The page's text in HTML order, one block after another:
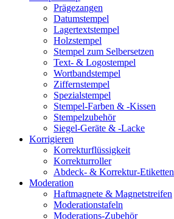
Prägezangen
Datumstempel
Lagertextstempel
Holzstempel
Stempel zum Selbersetzen
Text- & Logostempel
Wortbandstempel
Ziffernstempel
Spezialstempel
Stempel-Farben & -Kissen
Stempelzubehör
Siegel-Geräte & -Lacke
Korrigieren
Korrekturflüssigkeit
Korrekturroller
Abdeck- & Korrektur-Etiketten
Moderation
Haftmagnete & Magnetstreifen
Moderationstafeln
Moderations-Zubehör